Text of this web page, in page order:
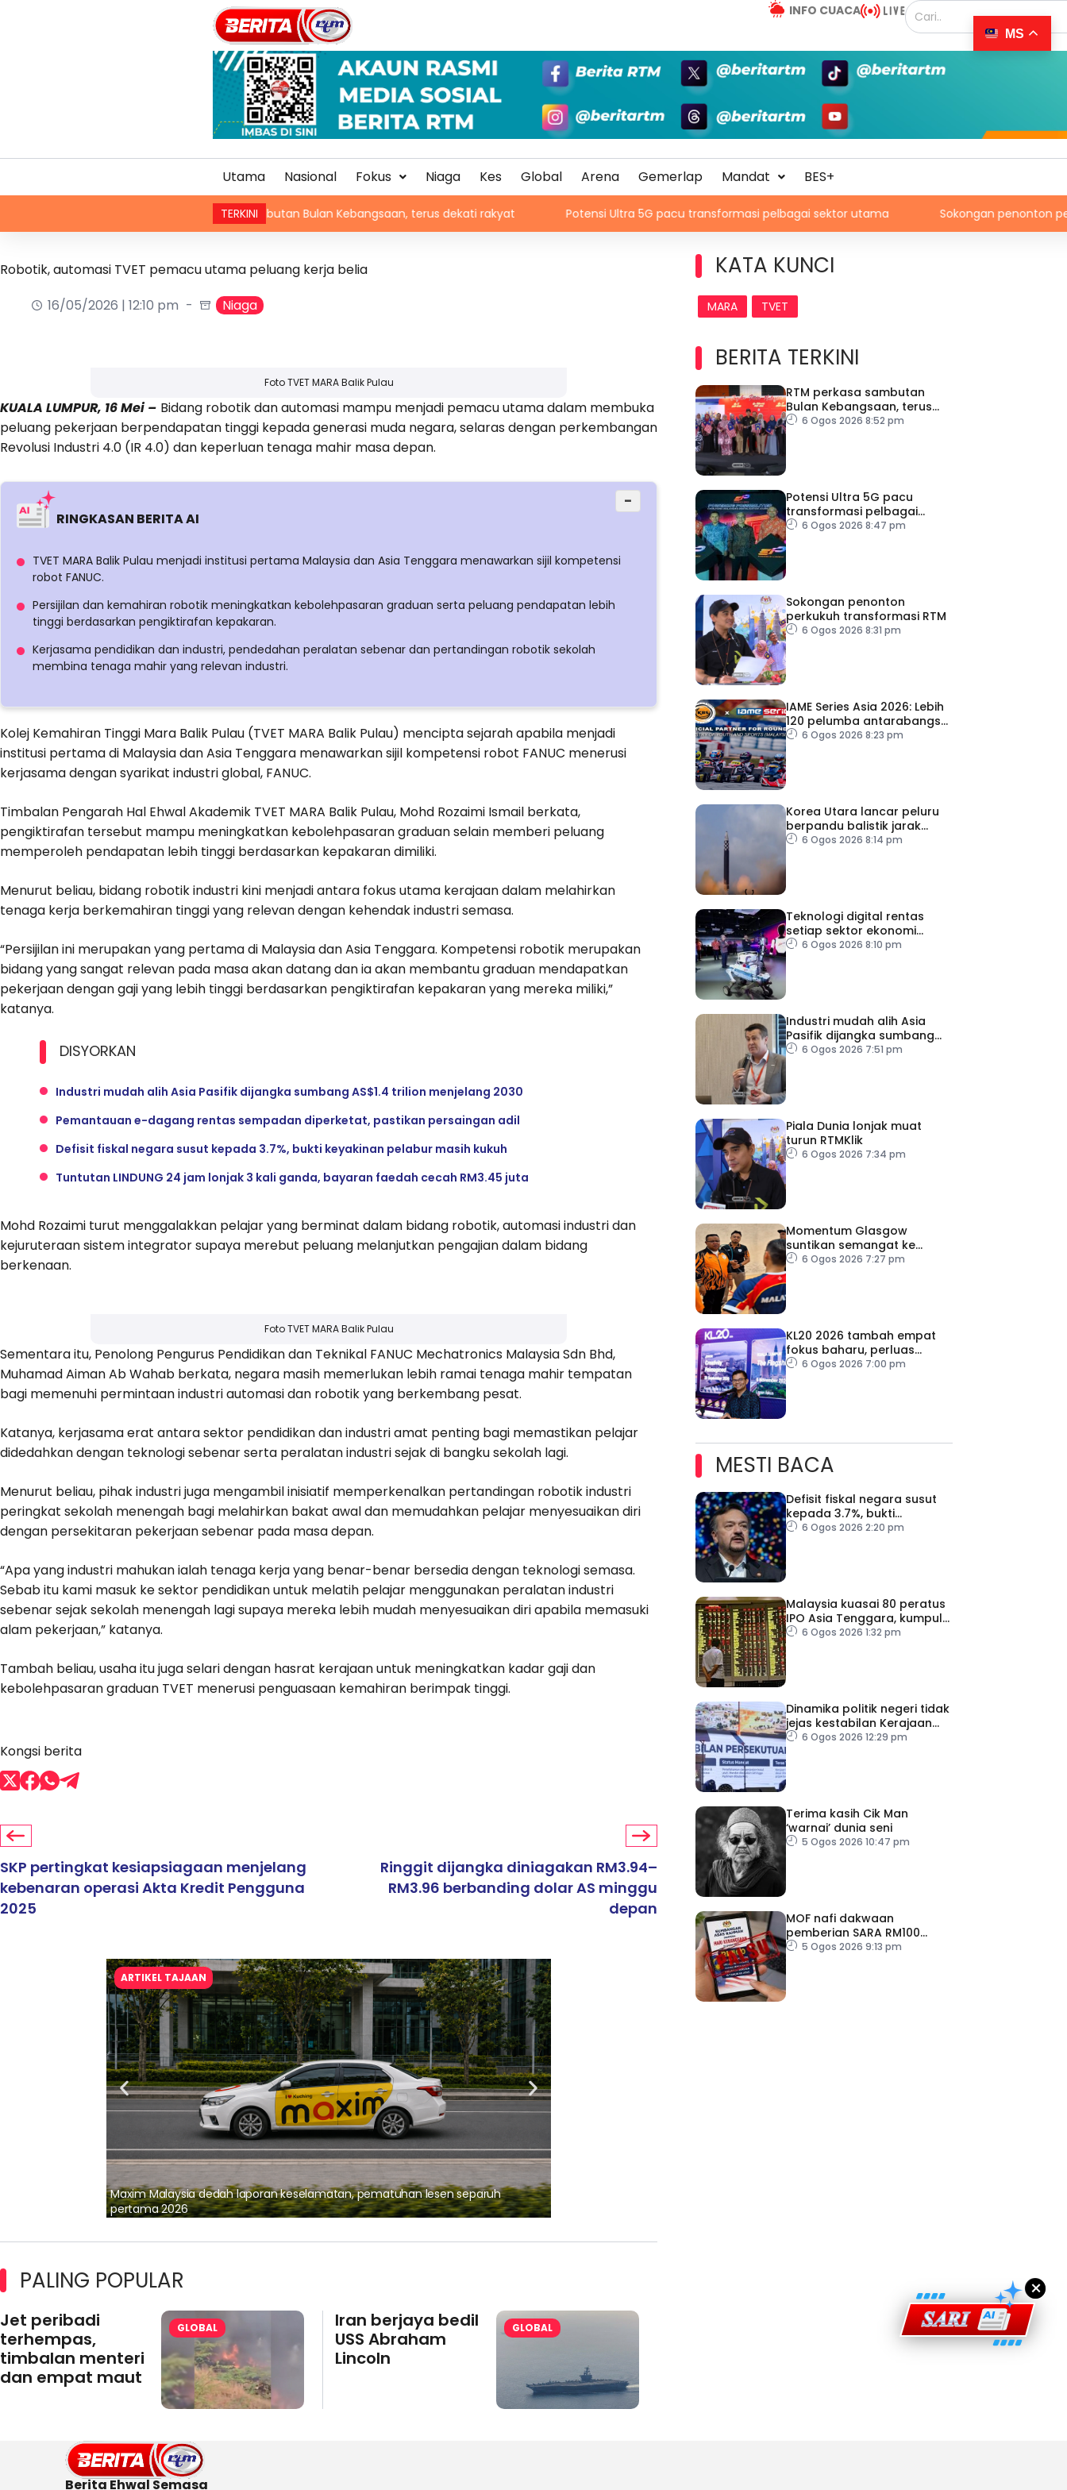
INFO CUACA
Utama Nasional Fokus Niaga Kes Global Arena Gemerlap Mandat BES+
TERKINI
RTM perkasa sambutan Bulan Kebangsaan, terus dekati rakyat Potensi Ultra 5G pacu transformasi pelbagai sektor utama Sokongan penonton perkukuh
Robotik, automasi TVET pemacu utama peluang kerja belia
16/05/2026 | 12:10 pm
Niaga
Foto TVET MARA Balik Pulau
KUALA LUMPUR, 16 Mei – Bidang robotik dan automasi mampu menjadi pemacu utama dalam membuka
peluang pekerjaan berpendapatan tinggi kepada generasi muda negara, selaras dengan perkembangan
Revolusi Industri 4.0 (IR 4.0) dan keperluan tenaga mahir masa depan.
RINGKASAN BERITA AI
−
TVET MARA Balik Pulau menjadi institusi pertama Malaysia dan Asia Tenggara menawarkan sijil kompetensi
robot FANUC.
Persijilan dan kemahiran robotik meningkatkan kebolehpasaran graduan serta peluang pendapatan lebih
tinggi berdasarkan pengiktirafan kepakaran.
Kerjasama pendidikan dan industri, pendedahan peralatan sebenar dan pertandingan robotik sekolah
membina tenaga mahir yang relevan industri.
Kolej Kemahiran Tinggi Mara Balik Pulau (TVET MARA Balik Pulau) mencipta sejarah apabila menjadi
institusi pertama di Malaysia dan Asia Tenggara menawarkan sijil kompetensi robot FANUC menerusi
kerjasama dengan syarikat industri global, FANUC.
Timbalan Pengarah Hal Ehwal Akademik TVET MARA Balik Pulau, Mohd Rozaimi Ismail berkata,
pengiktirafan tersebut mampu meningkatkan kebolehpasaran graduan selain memberi peluang
memperoleh pendapatan lebih tinggi berdasarkan kepakaran dimiliki.
Menurut beliau, bidang robotik industri kini menjadi antara fokus utama kerajaan dalam melahirkan
tenaga kerja berkemahiran tinggi yang relevan dengan kehendak industri semasa.
“Persijilan ini merupakan yang pertama di Malaysia dan Asia Tenggara. Kompetensi robotik merupakan
bidang yang sangat relevan pada masa akan datang dan ia akan membantu graduan mendapatkan
pekerjaan dengan gaji yang lebih tinggi berdasarkan pengiktirafan kepakaran yang mereka miliki,”
katanya.
DISYORKAN
Industri mudah alih Asia Pasifik dijangka sumbang AS$1.4 trilion menjelang 2030
Pemantauan e-dagang rentas sempadan diperketat, pastikan persaingan adil
Defisit fiskal negara susut kepada 3.7%, bukti keyakinan pelabur masih kukuh
Tuntutan LINDUNG 24 jam lonjak 3 kali ganda, bayaran faedah cecah RM3.45 juta
Mohd Rozaimi turut menggalakkan pelajar yang berminat dalam bidang robotik, automasi industri dan
kejuruteraan sistem integrator supaya merebut peluang melanjutkan pengajian dalam bidang
berkenaan.
Foto TVET MARA Balik Pulau
Sementara itu, Penolong Pengurus Pendidikan dan Teknikal FANUC Mechatronics Malaysia Sdn Bhd,
Muhamad Aiman Ab Wahab berkata, negara masih memerlukan lebih ramai tenaga mahir tempatan
bagi memenuhi permintaan industri automasi dan robotik yang berkembang pesat.
Katanya, kerjasama erat antara sektor pendidikan dan industri amat penting bagi memastikan pelajar
didedahkan dengan teknologi sebenar serta peralatan industri sejak di bangku sekolah lagi.
Menurut beliau, pihak industri juga mengambil inisiatif memperkenalkan pertandingan robotik industri
peringkat sekolah menengah bagi melahirkan bakat awal dan memudahkan pelajar menyesuaikan diri
dengan persekitaran pekerjaan sebenar pada masa depan.
“Apa yang industri mahukan ialah tenaga kerja yang benar-benar bersedia dengan teknologi semasa.
Sebab itu kami masuk ke sektor pendidikan untuk melatih pelajar menggunakan peralatan industri
sebenar sejak sekolah menengah lagi supaya mereka lebih mudah menyesuaikan diri apabila memasuki
alam pekerjaan,” katanya.
Tambah beliau, usaha itu juga selari dengan hasrat kerajaan untuk meningkatkan kadar gaji dan
kebolehpasaran graduan TVET menerusi penguasaan kemahiran berimpak tinggi.
Kongsi berita
SKP pertingkat kesiapsiagaan menjelang
kebenaran operasi Akta Kredit Pengguna
2025
Ringgit dijangka diniagakan RM3.94–
RM3.96 berbanding dolar AS minggu
depan
ARTIKEL TAJAAN
Maxim Malaysia dedah laporan keselamatan, pematuhan lesen separuh
pertama 2026
PALING POPULAR
Jet peribadi
terhempas,
timbalan menteri
dan empat maut
GLOBAL
Iran berjaya bedil
USS Abraham
Lincoln
GLOBAL
KATA KUNCI
MARA TVET
BERITA TERKINI
RTM perkasa sambutan
Bulan Kebangsaan, terus
dekati rakyat
6 Ogos 2026 8:52 pm
Potensi Ultra 5G pacu
transformasi pelbagai
sektor utama
6 Ogos 2026 8:47 pm
Sokongan penonton
perkukuh transformasi RTM
6 Ogos 2026 8:31 pm
IAME Series Asia 2026: Lebih
120 pelumba antarabangsa
berentap rebut tiket ke Itali
6 Ogos 2026 8:23 pm
Korea Utara lancar peluru
berpandu balistik jarak
dekat ke arah Laut Jepun
6 Ogos 2026 8:14 pm
Teknologi digital rentas
setiap sektor ekonomi
diperkasa seiring kemajuan
6 Ogos 2026 8:10 pm
Industri mudah alih Asia
Pasifik dijangka sumbang
AS$1.4 trilion menjelang
6 Ogos 2026 7:51 pm
Piala Dunia lonjak muat
turun RTMKlik
6 Ogos 2026 7:34 pm
Momentum Glasgow
suntikan semangat ke
Sukan Asia 2026
6 Ogos 2026 7:27 pm
KL20 2026 tambah empat
fokus baharu, perluas
tumpuan ke lapan sektor
6 Ogos 2026 7:00 pm
MESTI BACA
Defisit fiskal negara susut
kepada 3.7%, bukti
keyakinan pelabur masih
6 Ogos 2026 2:20 pm
Malaysia kuasai 80 peratus
IPO Asia Tenggara, kumpul
AS$1.4 bilion separuh
6 Ogos 2026 1:32 pm
Dinamika politik negeri tidak
jejas kestabilan Kerajaan
Perpaduan Persekutuan –
6 Ogos 2026 12:29 pm
Terima kasih Cik Man
‘warnai’ dunia seni
5 Ogos 2026 10:47 pm
MOF nafi dakwaan
pemberian SARA RM100
sempena Hari Kebangsaan
5 Ogos 2026 9:13 pm
×
Berita Ehwal Semasa
MS